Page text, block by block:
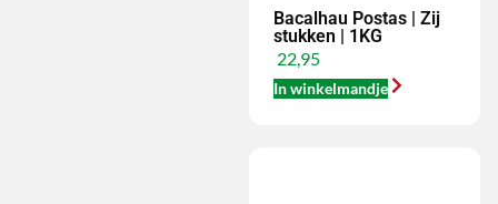
Bacalhau Postas | Zij
stukken | 1KG
22,95
In winkelmandje